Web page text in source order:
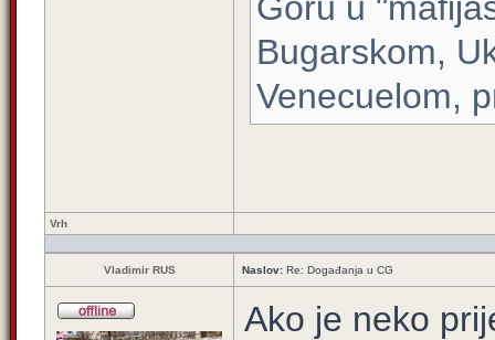
Bugarskom,
Venecuelom,
Vrh
Vladimir RUS Naslov: Re: Događanja u CG
Ako je neko